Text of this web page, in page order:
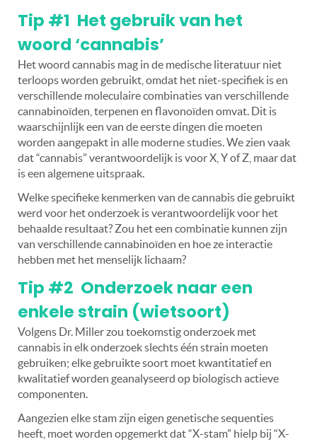
Tip #1 Het gebruik van het
woord ‘cannabis’
Het woord cannabis mag in de medische literatuur niet
terloops worden gebruikt, omdat het niet-specifiek is en
verschillende moleculaire combinaties van verschillende
cannabinoïden, terpenen en flavonoïden omvat. Dit is
waarschijnlijk een van de eerste dingen die moeten
worden aangepakt in alle moderne studies. We zien vaak
dat “cannabis” verantwoordelijk is voor X, Y of Z, maar dat
is een algemene uitspraak.
Welke specifieke kenmerken van de cannabis die gebruikt
werd voor het onderzoek is verantwoordelijk voor het
behaalde resultaat? Zou het een combinatie kunnen zijn
van verschillende cannabinoïden en hoe ze interactie
hebben met het menselijk lichaam?
Tip #2 Onderzoek naar een
enkele strain (wietsoort)
Volgens Dr. Miller zou toekomstig onderzoek met
cannabis in elk onderzoek slechts één strain moeten
gebruiken; elke gebruikte soort moet kwantitatief en
kwalitatief worden geanalyseerd op biologisch actieve
componenten.
Aangezien elke stam zijn eigen genetische sequenties
heeft, moet worden opgemerkt dat “X-stam” hielp bij “X-